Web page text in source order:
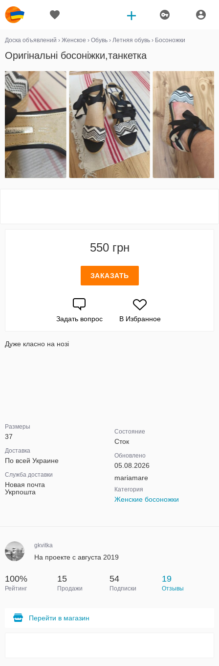
Доска объявлений › Женское › Обувь › Летняя обувь › Босоножки
Оригінальні босоніжки,танкетка
550 грн
ЗАКАЗАТЬ
Задать вопрос В Избранное
Дуже класно на нозі
Размеры
37
Доставка
По всей Украине
Служба доставки
Новая почта
Укрпошта
Состояние
Сток
Обновлено
05.08.2026
mariamare
Категория
Женские босоножки
gkvitka
На проекте с августа 2019
100%
Рейтинг
15
Продажи
54
Подписки
19
Отзывы
Перейти в магазин